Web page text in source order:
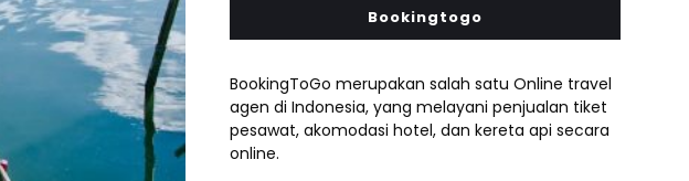
Bookingtogo
BookingToGo merupakan salah satu Online travel
agen di Indonesia, yang melayani penjualan tiket
pesawat, akomodasi hotel, dan kereta api secara
online.